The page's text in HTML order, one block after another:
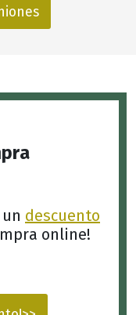
descuento
online!